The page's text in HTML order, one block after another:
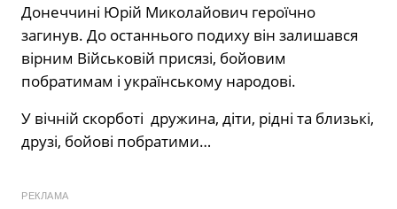
Донеччині Юрій Миколайович героїчно
загинув. До останнього подиху він залишався
вірним Військовій присязі, бойовим
побратимам і українському народові.
У вічній скорботі дружина, діти, рідні та близькі,
друзі, бойові побратими…
РЕКЛАМА